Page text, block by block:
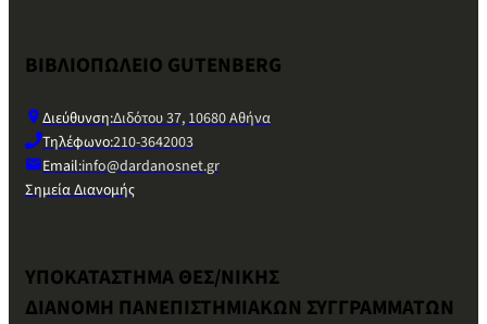
ΒΙΒΛΙΟΠΩΛΕΙΟ GUTENBERG
Διεύθυνση:Διδότου 37, 10680 Αθήνα
Τηλέφωνο:210-3642003
Email:info@dardanosnet.gr
Σημεία Διανομής
ΥΠΟΚΑΤΑΣΤΗΜΑ ΘΕΣ/ΝΙΚΗΣ
ΔΙΑΝΟΜΗ ΠΑΝΕΠΙΣΤΗΜΙΑΚΩΝ ΣΥΓΓΡΑΜΜΑΤΩΝ